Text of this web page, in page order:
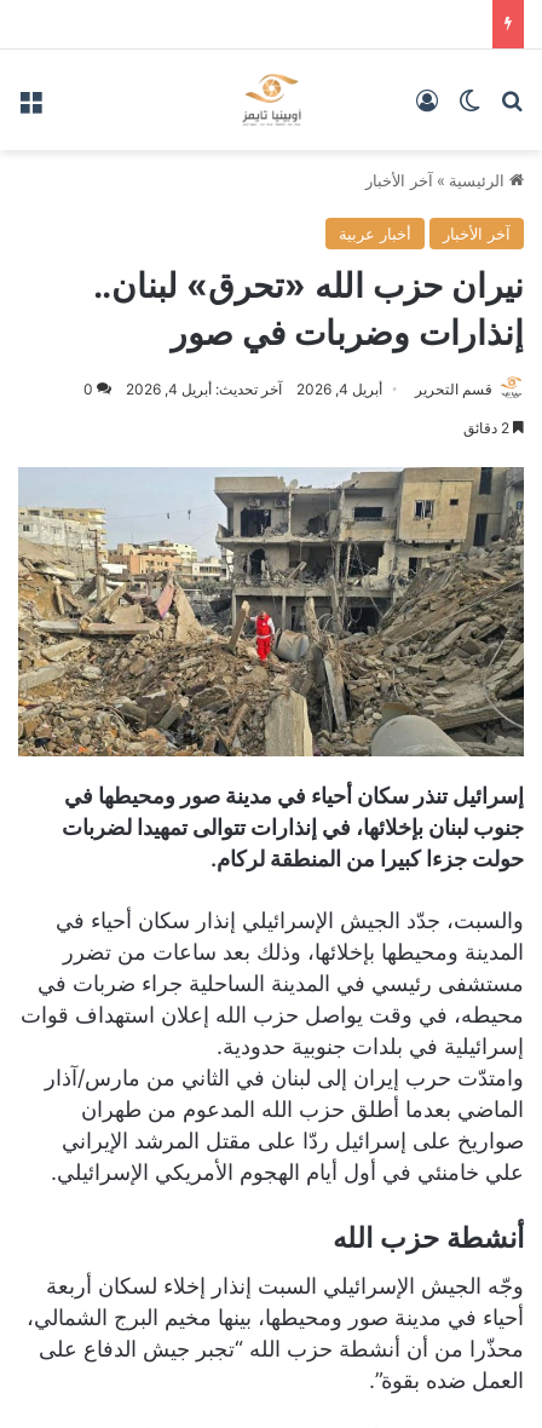
بحث عنالوضع المظلم
الرئيسية » آخر الأخبار
آخر الأخبار أخبار عربية
نيران حزب الله «تحرق» لبنان..
إنذارات وضربات في صور
قسم التحرير أبريل 4, 2026 آخر تحديث: أبريل 4, 2026 0
إسرائيل تنذر سكان أحياء في مدينة صور ومحيطها في
جنوب لبنان بإخلائها، في إنذارات تتوالى تمهيدا لضربات
حولت جزءا كبيرا من المنطقة لركام.
والسبت، جدّد الجيش الإسرائيلي إنذار سكان أحياء في
المدينة ومحيطها بإخلائها، وذلك بعد ساعات من تضرر
مستشفى رئيسي في المدينة الساحلية جراء ضربات في
محيطه، في وقت يواصل حزب الله إعلان استهداف قوات
إسرائيلية في بلدات جنوبية حدودية.
وامتدّت حرب إيران إلى لبنان في الثاني من مارس/آذار
الماضي بعدما أطلق حزب الله المدعوم من طهران
صواريخ على إسرائيل ردّا على مقتل المرشد الإيراني
علي خامنئي في أول أيام الهجوم الأمريكي الإسرائيلي.
أنشطة حزب الله
وجّه الجيش الإسرائيلي السبت إنذار إخلاء لسكان أربعة
أحياء في مدينة صور ومحيطها، بينها مخيم البرج الشمالي،
محذّرا من أن أنشطة حزب الله “تجبر جيش الدفاع على
العمل ضده بقوة”.